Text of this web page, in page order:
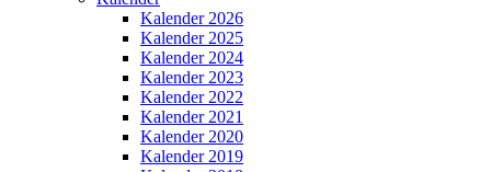
Kalender 2026
Kalender 2025
Kalender 2024
Kalender 2023
Kalender 2022
Kalender 2021
Kalender 2020
Kalender 2019